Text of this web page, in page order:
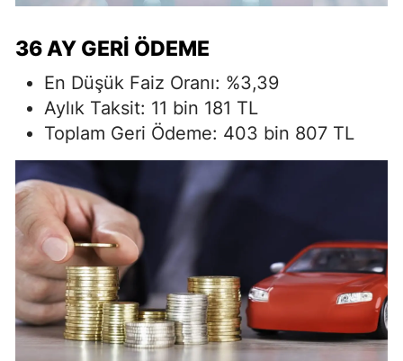
36 AY GERI ÖDEME
En Düşük Faiz Oranı: %3,39
Aylık Taksit: 11 bin 181 TL
Toplam Geri Ödeme: 403 bin 807 TL